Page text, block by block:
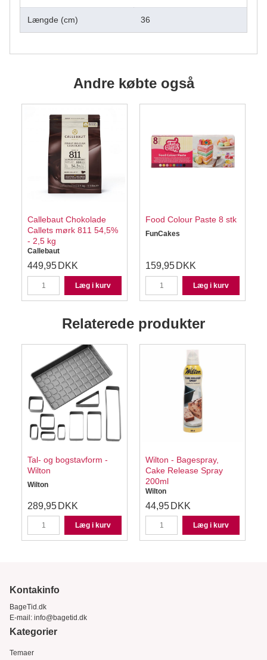
Længde (cm) 36
Andre købte også
Callebaut Chokolade
Callets mørk 811 54,5%
- 2,5 kg
Callebaut
449,95 DKK
Læg i kurv
Food Colour Paste 8 stk
FunCakes
159,95 DKK
Læg i kurv
Relaterede produkter
Tal- og bogstavform -
Wilton
Wilton
289,95 DKK
Læg i kurv
Wilton - Bagespray,
Cake Release Spray
200ml
Wilton
44,95 DKK
Læg i kurv
Kontakinfo
BageTid.dk
E-mail: info@bagetid.dk
Kategorier
Temaer